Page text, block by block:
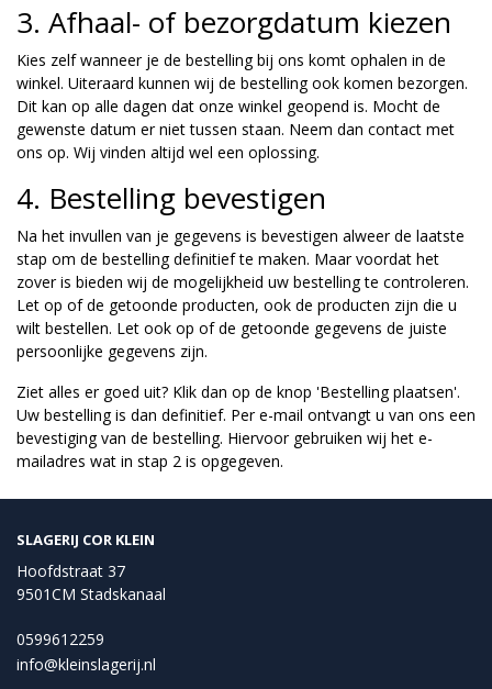
3. Afhaal- of bezorgdatum kiezen
Kies zelf wanneer je de bestelling bij ons komt ophalen in de
winkel. Uiteraard kunnen wij de bestelling ook komen bezorgen.
Dit kan op alle dagen dat onze winkel geopend is. Mocht de
gewenste datum er niet tussen staan. Neem dan contact met
ons op. Wij vinden altijd wel een oplossing.
4. Bestelling bevestigen
Na het invullen van je gegevens is bevestigen alweer de laatste
stap om de bestelling definitief te maken. Maar voordat het
zover is bieden wij de mogelijkheid uw bestelling te controleren.
Let op of de getoonde producten, ook de producten zijn die u
wilt bestellen. Let ook op of de getoonde gegevens de juiste
persoonlijke gegevens zijn.
Ziet alles er goed uit? Klik dan op de knop 'Bestelling plaatsen'.
Uw bestelling is dan definitief. Per e-mail ontvangt u van ons een
bevestiging van de bestelling. Hiervoor gebruiken wij het e-
mailadres wat in stap 2 is opgegeven.
SLAGERIJ COR KLEIN
Hoofdstraat 37
9501CM Stadskanaal
0599612259
info@kleinslagerij.nl